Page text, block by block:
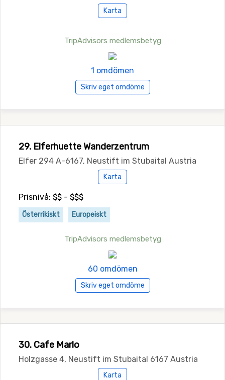
Karta
TripAdvisors medlemsbetyg
1 omdömen
Skriv eget omdöme
29. Elferhuette Wanderzentrum
Elfer 294 A-6167, Neustift im Stubaital Austria
Karta
Prisnivå: $$ - $$$
Österrikiskt Europeiskt
TripAdvisors medlemsbetyg
60 omdömen
Skriv eget omdöme
30. Cafe Marlo
Holzgasse 4, Neustift im Stubaital 6167 Austria
Karta